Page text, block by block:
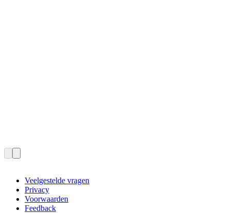
Veelgestelde vragen
Privacy
Voorwaarden
Feedback